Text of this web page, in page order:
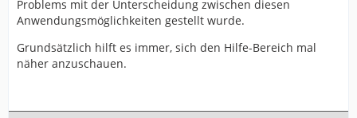
Problems mit der Unterscheidung zwischen diesen
Anwendungsmöglichkeiten gestellt wurde.
Grundsätzlich hilft es immer, sich den Hilfe-Bereich mal
näher anzuschauen.